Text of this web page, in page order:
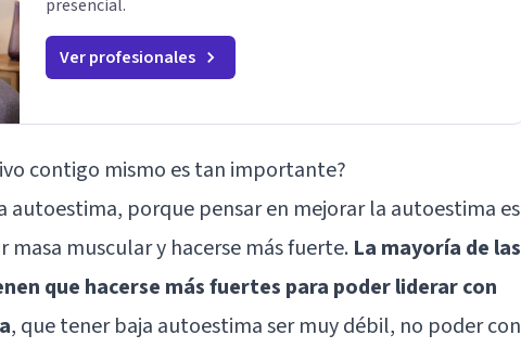
presencial.
Ver profesionales
contigo mismo es tan importante?
autoestima, porque pensar en mejorar la autoestima es
muscular y hacerse más fuerte. La mayoría de las
que hacerse más fuertes para poder liderar con
, que tener baja autoestima ser muy débil, no poder con